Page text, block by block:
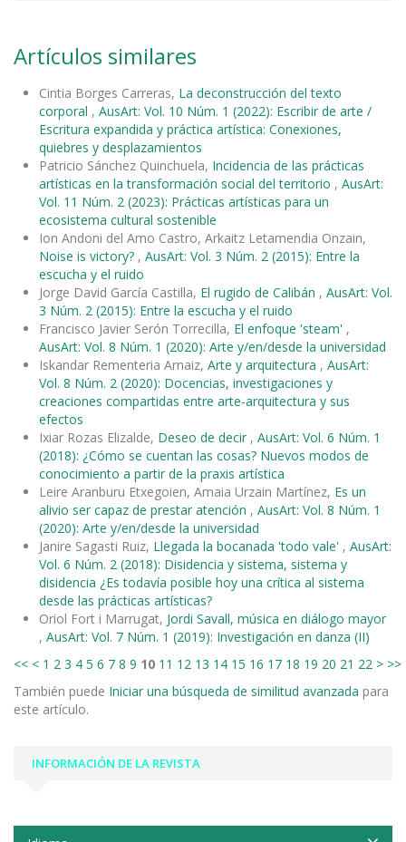
Artículos similares
Cintia Borges Carreras, La deconstrucción del texto
corporal , AusArt: Vol. 10 Núm. 1 (2022): Escribir de arte /
Escritura expandida y práctica artística: Conexiones,
quiebres y desplazamientos
Patricio Sánchez Quinchuela, Incidencia de las prácticas
artísticas en la transformación social del territorio , AusArt:
Vol. 11 Núm. 2 (2023): Prácticas artísticas para un
ecosistema cultural sostenible
Ion Andoni del Amo Castro, Arkaitz Letamendia Onzain,
Noise is victory? , AusArt: Vol. 3 Núm. 2 (2015): Entre la
escucha y el ruido
Jorge David García Castilla, El rugido de Calibán , AusArt: Vol.
3 Núm. 2 (2015): Entre la escucha y el ruido
Francisco Javier Serón Torrecilla, El enfoque 'steam' ,
AusArt: Vol. 8 Núm. 1 (2020): Arte y/en/desde la universidad
Iskandar Rementeria Arnaiz, Arte y arquitectura , AusArt:
Vol. 8 Núm. 2 (2020): Docencias, investigaciones y
creaciones compartidas entre arte-arquitectura y sus
efectos
Ixiar Rozas Elizalde, Deseo de decir , AusArt: Vol. 6 Núm. 1
(2018): ¿Cómo se cuentan las cosas? Nuevos modos de
conocimiento a partir de la praxis artística
Leire Aranburu Etxegoien, Amaia Urzain Martínez, Es un
alivio ser capaz de prestar atención , AusArt: Vol. 8 Núm. 1
(2020): Arte y/en/desde la universidad
Janire Sagasti Ruiz, Llegada la bocanada 'todo vale' , AusArt:
Vol. 6 Núm. 2 (2018): Disidencia y sistema, sistema y
disidencia ¿Es todavía posible hoy una crítica al sistema
desde las prácticas artísticas?
Oriol Fort i Marrugat, Jordi Savall, música en diálogo mayor
, AusArt: Vol. 7 Núm. 1 (2019): Investigación en danza (II)
<< < 1 2 3 4 5 6 7 8 9 10 11 12 13 14 15 16 17 18 19 20 21 22 > >>
También puede Iniciar una búsqueda de similitud avanzada para
este artículo.
INFORMACIÓN DE LA REVISTA